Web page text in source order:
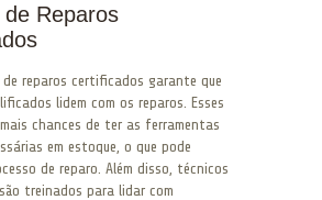
Reparos
reparos certificados garante que
lidem com os reparos. Esses
chances de ter as ferramentas
em estoque, o que pode
de reparo. Além disso, técnicos
treinados para lidar com